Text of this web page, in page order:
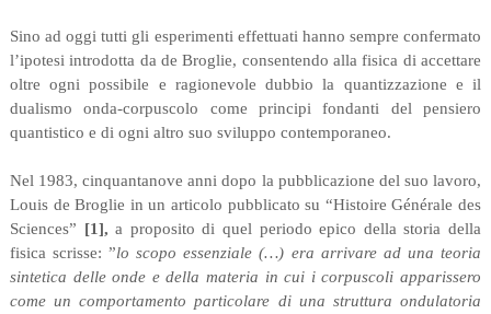
Sino ad oggi tutti gli esperimenti effettuati hanno sempre confermato
l’ipotesi introdotta da de Broglie, consentendo alla fisica di accettare
oltre ogni possibile e ragionevole dubbio la quantizzazione e il
dualismo onda-corpuscolo come principi fondanti del pensiero
quantistico e di ogni altro suo sviluppo contemporaneo.
Nel 1983, cinquantanove anni dopo la pubblicazione del suo lavoro,
Louis de Broglie in un articolo pubblicato su “Histoire Générale des
Sciences” [1], a proposito di quel periodo epico della storia della
fisica scrisse: ”lo scopo essenziale (…) era arrivare ad una teoria
sintetica delle onde e della materia in cui i corpuscoli apparissero
come un comportamento particolare di una struttura ondulatoria